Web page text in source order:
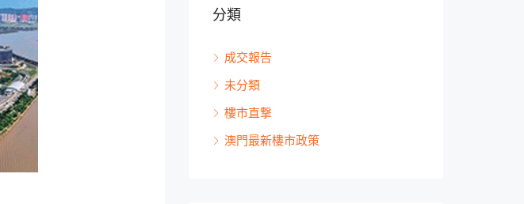
分類
成交報告
未分類
樓市直撃
澳門最新樓市政策